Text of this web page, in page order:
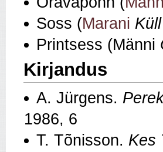
Soss (Marani
Printsess (Männi
Kirjandus
A. Jürgens.
1986, 6
T. Tõnisson. Kes